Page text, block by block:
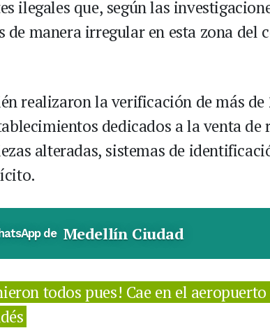
ilegales que, según las
de manera irregular en esta zona del
realizaron la verificación de más de
dedicados a la venta de
alteradas, sistemas de
de Medellín Ciudad
todos pues! Cae en el